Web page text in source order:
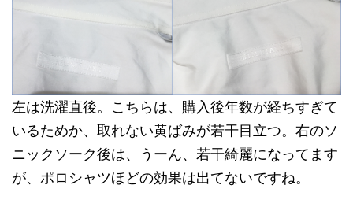
左は洗濯直後。こちらは、購入後年数が経ちすぎて
いるためか、取れない黄ばみが若干目立つ。右のソ
ニックソーク後は、うーん、若干綺麗になってます
が、ポロシャツほどの効果は出てないですね。